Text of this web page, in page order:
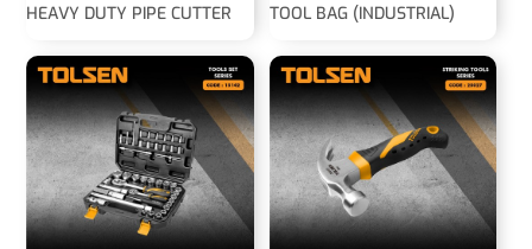
HEAVY DUTY PIPE CUTTER TOOL BAG (INDUSTRIAL)